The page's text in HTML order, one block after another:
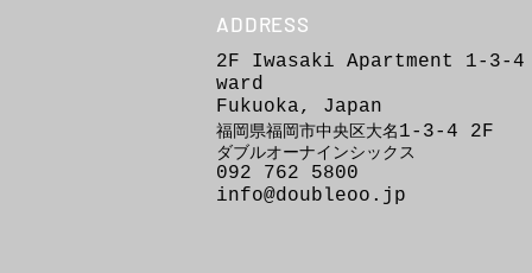
ADDRESS
2F Iwasaki Apartment 1-3-4
ward
Fukuoka, Japan
福岡県福岡市中央区 大名 1-3-4 2F
ダブルオーナインシックス
092 762 5800
info@doubleoo.jp